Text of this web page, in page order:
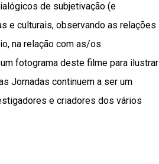
de subjetivação (e
e culturais, observando as relações
na relação com as/os
fotograma deste filme para ilustrar
Jornadas continuem a ser um
e criadores dos vários